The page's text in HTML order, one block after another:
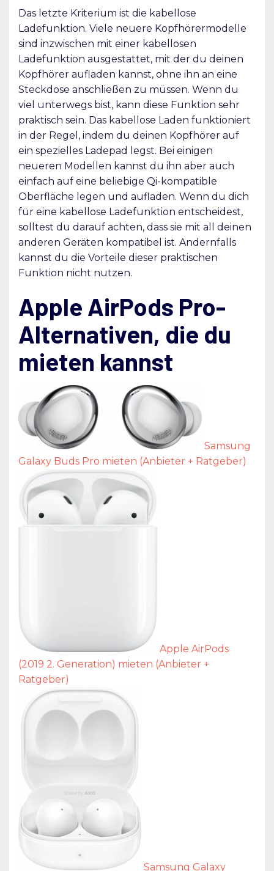
Das letzte Kriterium ist die kabellose
Ladefunktion. Viele neuere Kopfhörermodelle
sind inzwischen mit einer kabellosen
Ladefunktion ausgestattet, mit der du deinen
Kopfhörer aufladen kannst, ohne ihn an eine
Steckdose anschließen zu müssen. Wenn du
viel unterwegs bist, kann diese Funktion sehr
praktisch sein. Das kabellose Laden funktioniert
in der Regel, indem du deinen Kopfhörer auf
ein spezielles Ladepad legst. Bei einigen
neueren Modellen kannst du ihn aber auch
einfach auf eine beliebige Qi-kompatible
Oberfläche legen und aufladen. Wenn du dich
für eine kabellose Ladefunktion entscheidest,
solltest du darauf achten, dass sie mit all deinen
anderen Geräten kompatibel ist. Andernfalls
kannst du die Vorteile dieser praktischen
Funktion nicht nutzen.
Apple AirPods Pro-
Alternativen, die du
mieten kannst
Samsung
Galaxy Buds Pro mieten (Anbieter + Ratgeber)
Apple AirPods
(2019 2. Generation) mieten (Anbieter +
Ratgeber)
Samsung Galaxy